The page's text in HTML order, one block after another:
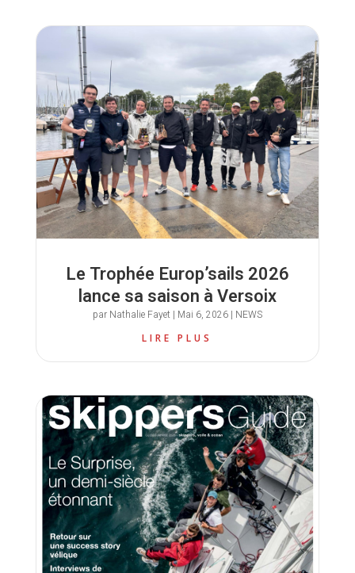
Le Trophée Europ’sails 2026
lance sa saison à Versoix
par Nathalie Fayet| Mai 6, 2026| NEWS
LIRE PLUS